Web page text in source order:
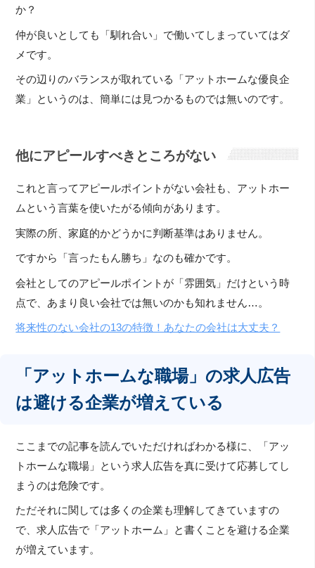
か？
仲が良いとしても「馴れ合い」で働いてしまっていてはダ
メです。
その辺りのバランスが取れている「アットホームな優良企
業」というのは、簡単には見つかるものでは無いのです。
他にアピールすべきところがない
これと言ってアピールポイントがない会社も、アットホー
ムという言葉を使いたがる傾向があります。
実際の所、家庭的かどうかに判断基準はありません。
ですから「言ったもん勝ち」なのも確かです。
会社としてのアピールポイントが「雰囲気」だけという時
点で、あまり良い会社では無いのかも知れません…。
将来性のない会社の13の特徴！あなたの会社は大丈夫？
「アットホームな職場」の求人広告
は避ける企業が増えている
ここまでの記事を読んでいただければわかる様に、「アッ
トホームな職場」という求人広告を真に受けて応募してし
まうのは危険です。
ただそれに関しては多くの企業も理解してきていますの
で、求人広告で「アットホーム」と書くことを避ける企業
が増えています。